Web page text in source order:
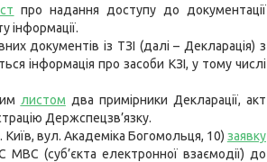
про надання доступу до документації
інформації.
документів із ТЗІ (далі – Декларація) з
інформація про засоби КЗІ, у тому числі
листом два примірники Декларації, акт
Держспецзв’язку.
вул. Академіка Богомольця, 10) заявку
(суб’єкта електронної взаємодії) до